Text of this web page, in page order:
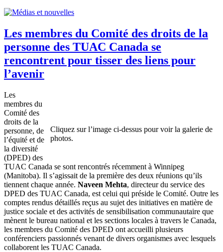
Les membres du Comité des droits de la
personne des TUAC Canada se
rencontrent pour tisser des liens pour
l’avenir
Cliquez sur l’image ci-dessus pour voir la galerie de
photos.
Les
membres du
Comité des
droits de la
personne, de
l’équité et de
la diversité
(DPED) des
TUAC Canada se sont rencontrés récemment à Winnipeg
(Manitoba). Il s’agissait de la première des deux réunions qu’ils
tiennent chaque année. Naveen Mehta, directeur du service des
DPED des TUAC Canada, est celui qui préside le Comité. Outre les
comptes rendus détaillés reçus au sujet des initiatives en matière de
justice sociale et des activités de sensibilisation communautaire que
mènent le bureau national et les sections locales à travers le Canada,
les membres du Comité des DPED ont accueilli plusieurs
conférenciers passionnés venant de divers organismes avec lesquels
collaborent les TUAC Canada.